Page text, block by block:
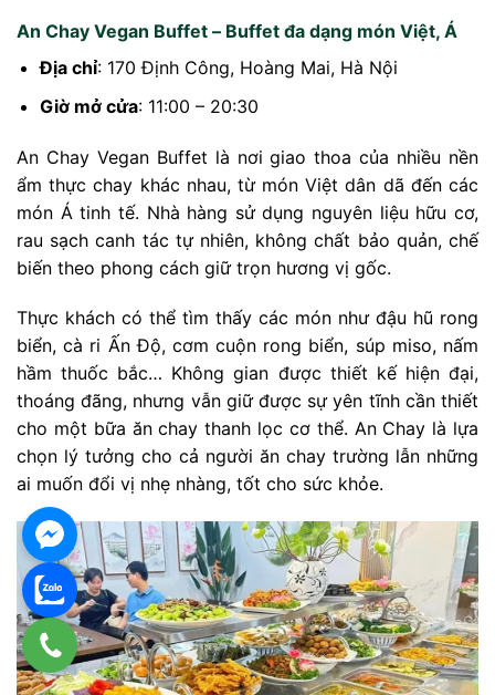
An Chay Vegan Buffet – Buffet đa dạng món Việt, Á
Địa chỉ: 170 Định Công, Hoàng Mai, Hà Nội
Giờ mở cửa: 11:00 – 20:30
An Chay Vegan Buffet là nơi giao thoa của nhiều nền
ẩm thực chay khác nhau, từ món Việt dân dã đến các
món Á tinh tế. Nhà hàng sử dụng nguyên liệu hữu cơ,
rau sạch canh tác tự nhiên, không chất bảo quản, chế
biến theo phong cách giữ trọn hương vị gốc.
Thực khách có thể tìm thấy các món như đậu hũ rong
biển, cà ri Ấn Độ, cơm cuộn rong biển, súp miso, nấm
hầm thuốc bắc… Không gian được thiết kế hiện đại,
thoáng đãng, nhưng vẫn giữ được sự yên tĩnh cần thiết
cho một bữa ăn chay thanh lọc cơ thể. An Chay là lựa
chọn lý tưởng cho cả người ăn chay trường lẫn những
ai muốn đổi vị nhẹ nhàng, tốt cho sức khỏe.